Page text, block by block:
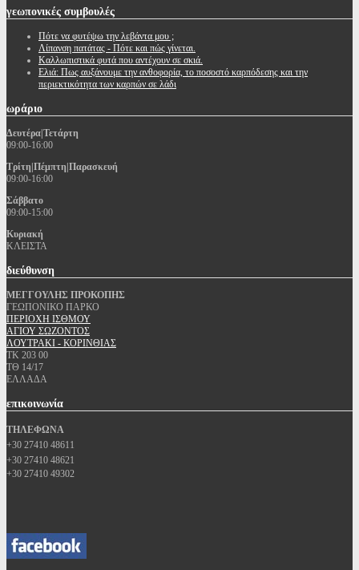
γεωπονικές συμβουλές
Πότε να φυτέψω την λεβάντα μου ;
Λίπανση πατάτας - Πότε και πώς γίνεται.
Καλλωπιστικά φυτά που αντέχουν σε σκιά.
Ελιά: Πως αυξάνουμε την ανθοφορία, το ποσοστό καρπόδεσης και την
περιεκτικότητα των καρπών σε λάδι
ωράριο
Δευτέρα|Τετάρτη
09:00-16:00
Τρίτη|Πέμπτη|Παρασκευή
09:00-16:00
Σάββατο
09:00-15:00
Κυριακή
ΚΛΕΙΣΤΑ
διεύθυνση
ΜΕΓΓΟΥΛΗΣ ΠΡΟΚΟΠΗΣ
ΓΕΩΠΟΝΙΚΟ ΠΑΡΚΟ
ΠΕΡΙΟΧΗ ΙΣΘΜΟΥ
ΑΓΙΟΥ ΣΩΖΟΝΤΟΣ
ΛΟΥΤΡΑΚΙ - ΚΟΡΙΝΘΙΑΣ
ΤΚ 203 00
ΤΘ 14/17
ΕΛΛΑΔΑ
επικοινωνία
ΤΗΛΕΦΩΝΑ
+30 27410 48611
+30 27410 48621
+30 27410 49302